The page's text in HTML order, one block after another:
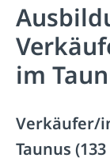
im
Verkäufer/
Taunus